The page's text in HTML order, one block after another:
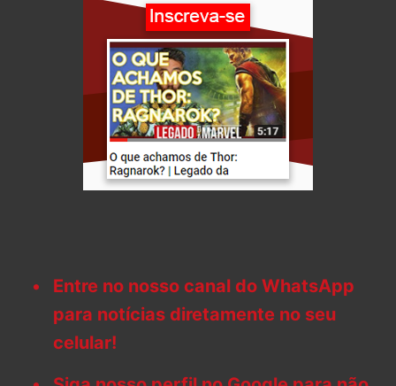
Entre no nosso canal do WhatsApp
para notícias diretamente no seu
celular!